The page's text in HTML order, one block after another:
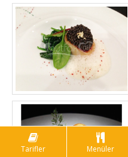
Tarifler Menüler